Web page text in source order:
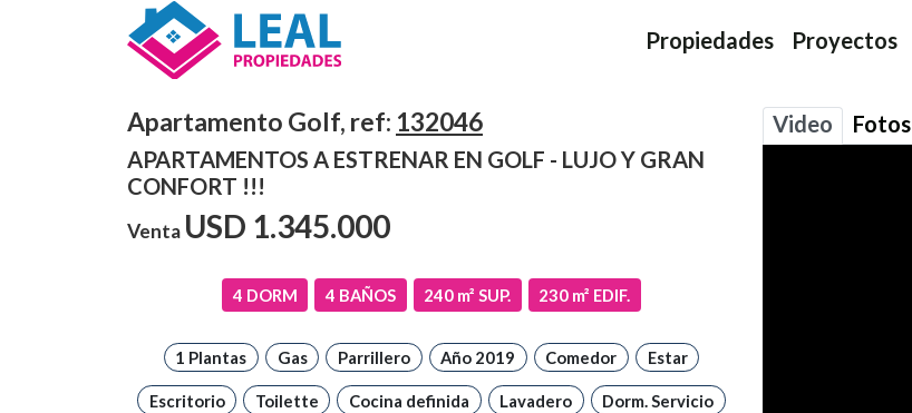
Propiedades Proyectos
Apartamento Golf, ref: 132046
APARTAMENTOS A ESTRENAR EN GOLF - LUJO Y GRAN
CONFORT !!!
Venta USD 1.345.000
4 DORM 4 BAÑOS 240 m² SUP. 230 m² EDIF.
1 Plantas Gas Parrillero Año 2019 Comedor Estar
Escritorio Toilette Cocina definida Lavadero Dorm. Servicio
Video Fotos